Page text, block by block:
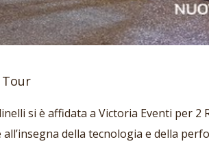
Tour
si è affidata a Victoria Eventi per 2
all’insegna della tecnologia e della